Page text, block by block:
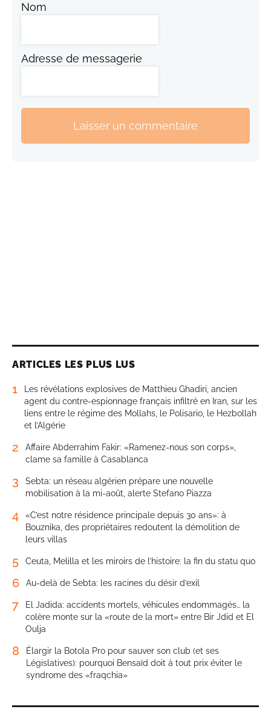
Nom
Adresse de messagerie
Laisser un commentaire
ARTICLES LES PLUS LUS
1
Les révélations explosives de Matthieu Ghadiri, ancien
agent du contre-espionnage français infiltré en Iran, sur les
liens entre le régime des Mollahs, le Polisario, le Hezbollah
et l’Algérie
2
Affaire Abderrahim Fakir: «Ramenez-nous son corps»,
clame sa famille à Casablanca
3
Sebta: un réseau algérien prépare une nouvelle
mobilisation à la mi-août, alerte Stefano Piazza
4
«C’est notre résidence principale depuis 30 ans»: à
Bouznika, des propriétaires redoutent la démolition de
leurs villas
5 Ceuta, Melilla et les miroirs de l’histoire: la fin du statu quo
6 Au-delà de Sebta: les racines du désir d’exil
7
El Jadida: accidents mortels, véhicules endommagés… la
colère monte sur la «route de la mort» entre Bir Jdid et El
Oulja
8
Élargir la Botola Pro pour sauver son club (et ses
Législatives): pourquoi Bensaïd doit à tout prix éviter le
syndrome des «fraqchia»